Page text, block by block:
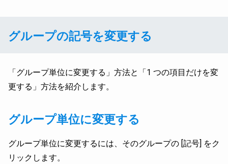
グループの記号を変更する
「グループ単位に変更する」方法と「1 つの項目だけを変
更する」方法を紹介します。
グループ単位に変更する
グループ単位に変更するには、そのグループの [記号] をク
リックします。